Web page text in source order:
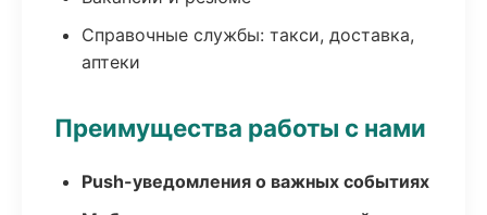
Справочные службы: такси, доставка,
аптеки
Преимущества работы с нами
Push-уведомления о важных событиях